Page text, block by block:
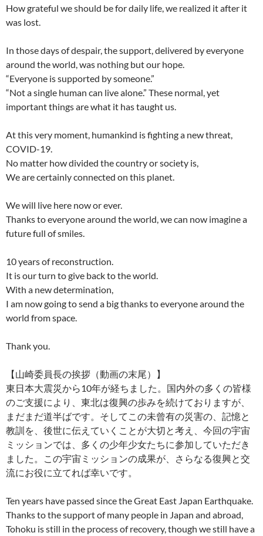
How grateful we should be for daily life, we realized it after it
was lost.
In those days of despair, the support, delivered by everyone
around the world, was nothing but our hope.
“Everyone is supported by someone.”
“Not a single human can live alone.” These normal, yet
important things are what it has taught us.
At this very moment, humankind is fighting a new threat,
COVID-19.
No matter how divided the country or society is,
We are certainly connected on this planet.
We will live here now or ever.
Thanks to everyone around the world, we can now imagine a
future full of smiles.
10 years of reconstruction.
It is our turn to give back to the world.
With a new determination,
I am now going to send a big thanks to everyone around the
world from space.
Thank you.
【山崎委員長の挨拶（動画の末尾）】
東日本大震災から10年が経ちました。国内外の多くの皆様
のご支援により、東北は復興の歩みを続けておりますが、
まだまだ道半ばです。そしてこの未曾有の災害の、記憶と
教訓を、後世に伝えていくことが大切と考え、今回の宇宙
ミッションでは、多くの少年少女たちに参加していただき
ました。この宇宙ミッションの成果が、さらなる復興と交
流にお役に立てれば幸いです。
Ten years have passed since the Great East Japan Earthquake.
Thanks to the support of many people in Japan and abroad,
Tohoku is still in the process of recovery, though we still have a